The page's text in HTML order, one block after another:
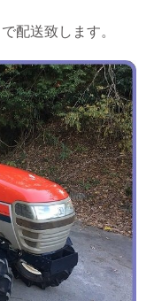
配送致します。